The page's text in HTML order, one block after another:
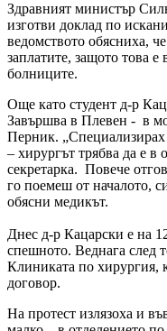
Здравният министър
изготви доклад по
ведомството обясниха,
заплатите, защото това
болниците.
Още като студент д-р
Завършва в Плевен - в
Перник. „Специализирах
– хирургът трябва да е в
секретарка. Повече
го поемеш от началото,
обясни медикът.
Днес д-р Кацарски е на
спешното. Веднага след
Клиниката по хирургия,
договор.
На протест излязоха и